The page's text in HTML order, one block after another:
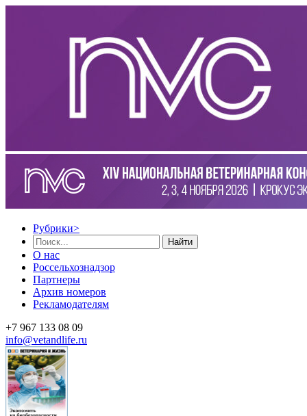
Рубрики>
Найти
О нас
Россельхознадзор
Партнеры
Архив номеров
Рекламодателям
+7 967 133 08 09
info@vetandlife.ru